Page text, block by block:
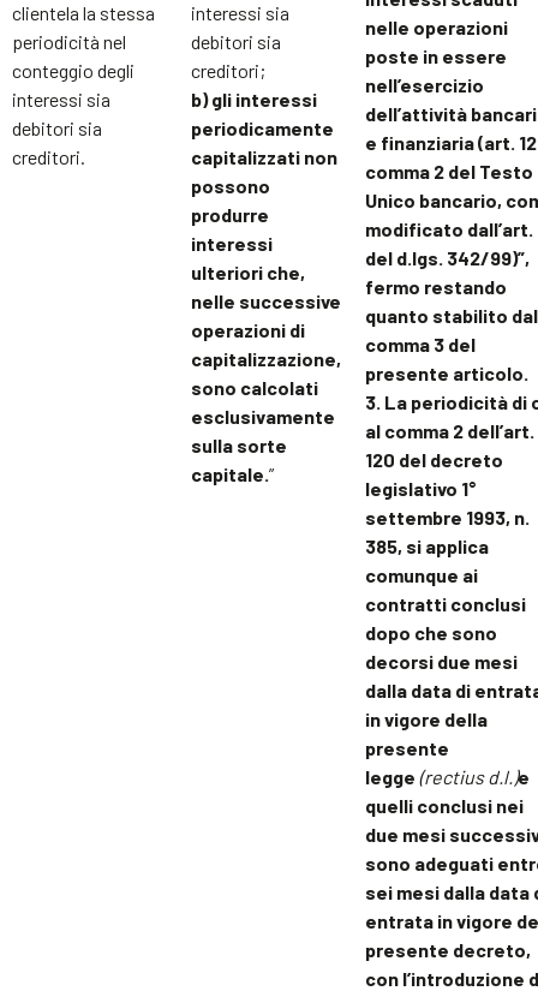
clientela la stessa
periodicità nel
conteggio degli
interessi sia
debitori sia
creditori.
interessi sia
debitori sia
creditori;
b) gli interessi
periodicamente
capitalizzati non
possono
produrre
interessi
ulteriori che,
nelle successive
operazioni di
capitalizzazione,
sono calcolati
esclusivamente
sulla sorte
capitale. ”
nelle operazioni
poste in essere
nell’esercizio
dell’attività
e finanziaria (art.
comma 2 del Testo
Unico bancario,
modificato dall’art.
del d.lgs. 342/99)”,
fermo restando
quanto stabilito dal
comma 3 del
presente articolo.
3. La periodicità di
al comma 2 dell’art.
120 del decreto
legislativo 1°
settembre 1993, n.
385, si applica
comunque ai
contratti conclusi
dopo che sono
decorsi due mesi
dalla data di
in vigore della
presente
legge (rectius d.l.)e
quelli conclusi nei
due mesi
sono adeguati
sei mesi dalla data
entrata in vigore
presente decreto,
con l’introduzione